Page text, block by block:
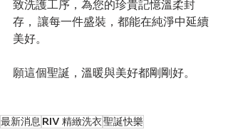
致洗護工序，為您的珍貴記憶溫柔封
存， 讓每一件盛裝，都能在純淨中延續
美好。
願這個聖誕，溫暖與美好都剛剛好。
最新消息 RIV 精緻洗衣聖誕快樂